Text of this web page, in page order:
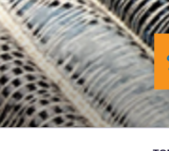
コ
ン
テ
ン
ツ
へ
ス
キ
岡